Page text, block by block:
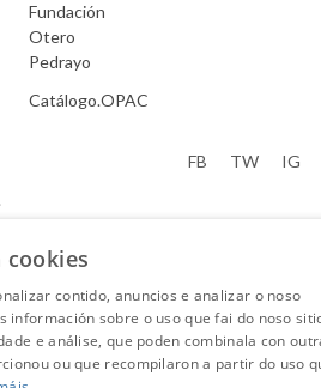
Fundación
Otero
Pedrayo
Catálogo.OPAC
FB TW IG
cookies
contido, anuncios e analizar o noso
información sobre o uso que fai do noso
e análise, que poden combinala con
ou que recompilaron a partir do uso